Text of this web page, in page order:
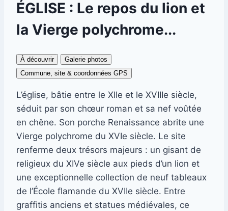
ÉGLISE : Le repos du lion et
la Vierge polychrome...
À découvrir
Galerie photos
Commune, site & coordonnées GPS
L’église, bâtie entre le XIIe et le XVIIIe siècle,
séduit par son chœur roman et sa nef voûtée
en chêne. Son porche Renaissance abrite une
Vierge polychrome du XVIe siècle. Le site
renferme deux trésors majeurs : un gisant de
religieux du XIVe siècle aux pieds d’un lion et
une exceptionnelle collection de neuf tableaux
de l’École flamande du XVIIe siècle. Entre
graffitis anciens et statues médiévales, ce